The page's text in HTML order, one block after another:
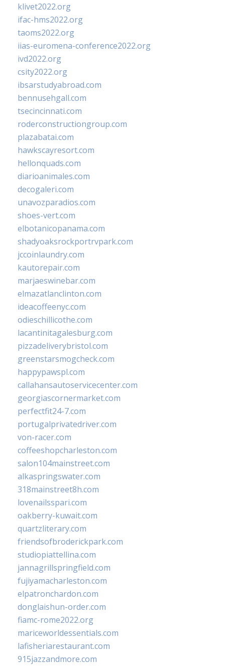
klivet2022.org
ifac-hms2022.org
taoms2022.org
iias-euromena-conference2022.org
ivd2022.org
csity2022.org
ibsarstudyabroad.com
bennusehgall.com
tsecincinnati.com
roderconstructiongroup.com
plazabatai.com
hawkscayresort.com
hellonquads.com
diarioanimales.com
decogaleri.com
unavozparadios.com
shoes-vert.com
elbotanicopanama.com
shadyoaksrockportrvpark.com
jccoinlaundry.com
kautorepair.com
marjaeswinebar.com
elmazatlanclinton.com
ideacoffeenyc.com
odieschillicothe.com
lacantinitagalesburg.com
pizzadeliverybristol.com
greenstarsmogcheck.com
happypawspl.com
callahansautoservicecenter.com
georgiascornermarket.com
perfectfit24-7.com
portugalprivatedriver.com
von-racer.com
coffeeshopcharleston.com
salon104mainstreet.com
alkaspringswater.com
318mainstreet8h.com
lovenailsspari.com
oakberry-kuwait.com
quartzliterary.com
friendsofbroderickpark.com
studiopiattellina.com
jannagrillspringfield.com
fujiyamacharleston.com
elpatronchardon.com
donglaishun-order.com
fiamc-rome2022.org
mariceworldessentials.com
lafisheriarestaurant.com
915jazzandmore.com